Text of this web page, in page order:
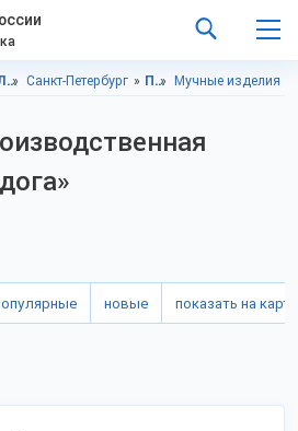
Ленинградская область Санкт-Петербург Продукты питания Мучные изделия
новые показать на карте